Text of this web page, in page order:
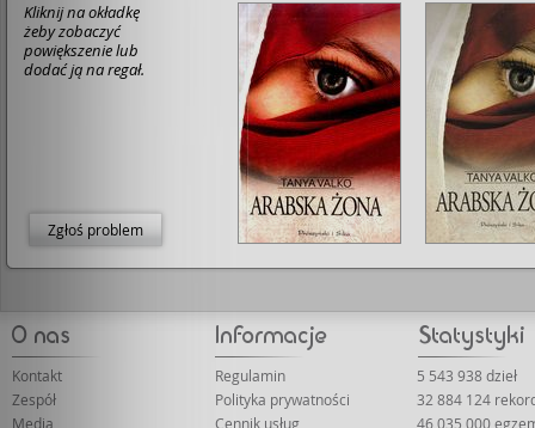
Kliknij na okładkę
żeby zobaczyć
powiększenie lub
dodać ją na regał.
Zgłoś problem
Kontakt
Zespół
Media
Regulamin
Polityka prywatności
Cennik usług
5 543 938 dzieł
32 884 124
46 035 000